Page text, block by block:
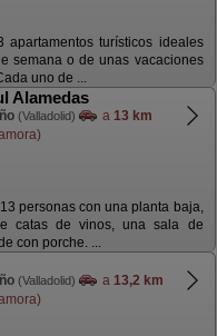
apartamentos turísticos ideales
semana o de unas vacaciones
uno de ...
Alamedas
(Valladolid) a 13 km
personas con una planta baja,
catas de vinos, una sala de
con porche. ...
(Valladolid) a 13,2 km